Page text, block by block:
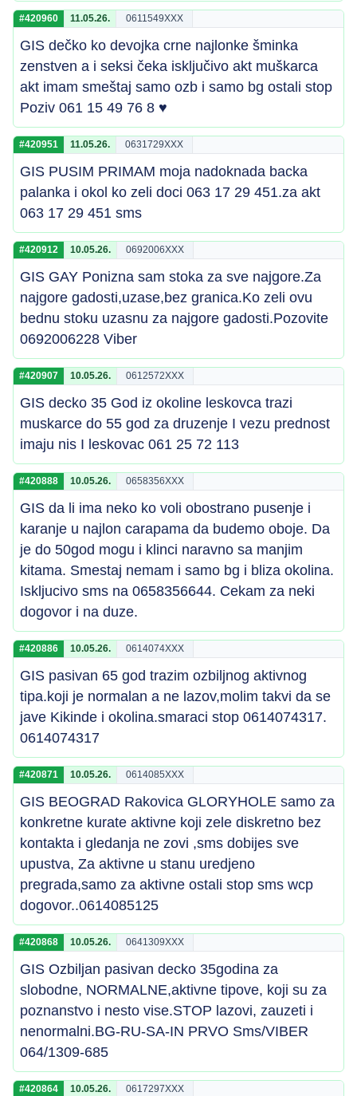
#420960 11.05.26. 0611549XXX
GIS dečko ko devojka crne najlonke šminka
zenstven a i seksi čeka isključivo akt muškarca
akt imam smeštaj samo ozb i samo bg ostali stop
Poziv 061 15 49 76 8 ♥
#420951 11.05.26. 0631729XXX
GIS PUSIM PRIMAM moja nadoknada backa
palanka i okol ko zeli doci 063 17 29 451.za akt
063 17 29 451 sms
#420912 10.05.26. 0692006XXX
GIS GAY Ponizna sam stoka za sve najgore.Za
najgore gadosti,uzase,bez granica.Ko zeli ovu
bednu stoku uzasnu za najgore gadosti.Pozovite
0692006228 Viber
#420907 10.05.26. 0612572XXX
GIS decko 35 God iz okoline leskovca trazi
muskarce do 55 god za druzenje I vezu prednost
imaju nis I leskovac 061 25 72 113
#420888 10.05.26. 0658356XXX
GIS da li ima neko ko voli obostrano pusenje i
karanje u najlon carapama da budemo oboje. Da
je do 50god mogu i klinci naravno sa manjim
kitama. Smestaj nemam i samo bg i bliza okolina.
Iskljucivo sms na 0658356644. Cekam za neki
dogovor i na duze.
#420886 10.05.26. 0614074XXX
GIS pasivan 65 god trazim ozbiljnog aktivnog
tipa.koji je normalan a ne lazov,molim takvi da se
jave Kikinde i okolina.smaraci stop 0614074317.
0614074317
#420871 10.05.26. 0614085XXX
GIS BEOGRAD Rakovica GLORYHOLE samo za
konkretne kurate aktivne koji zele diskretno bez
kontakta i gledanja ne zovi ,sms dobijes sve
upustva, Za aktivne u stanu uredjeno
pregrada,samo za aktivne ostali stop sms wcp
dogovor..0614085125
#420868 10.05.26. 0641309XXX
GIS Ozbiljan pasivan decko 35godina za
slobodne, NORMALNE,aktivne tipove, koji su za
poznanstvo i nesto vise.STOP lazovi, zauzeti i
nenormalni.BG-RU-SA-IN PRVO Sms/VIBER
064/1309-685
#420864 10.05.26. 0617297XXX